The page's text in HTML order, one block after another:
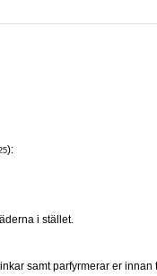
):
i stället.
samt parfyrmerar er